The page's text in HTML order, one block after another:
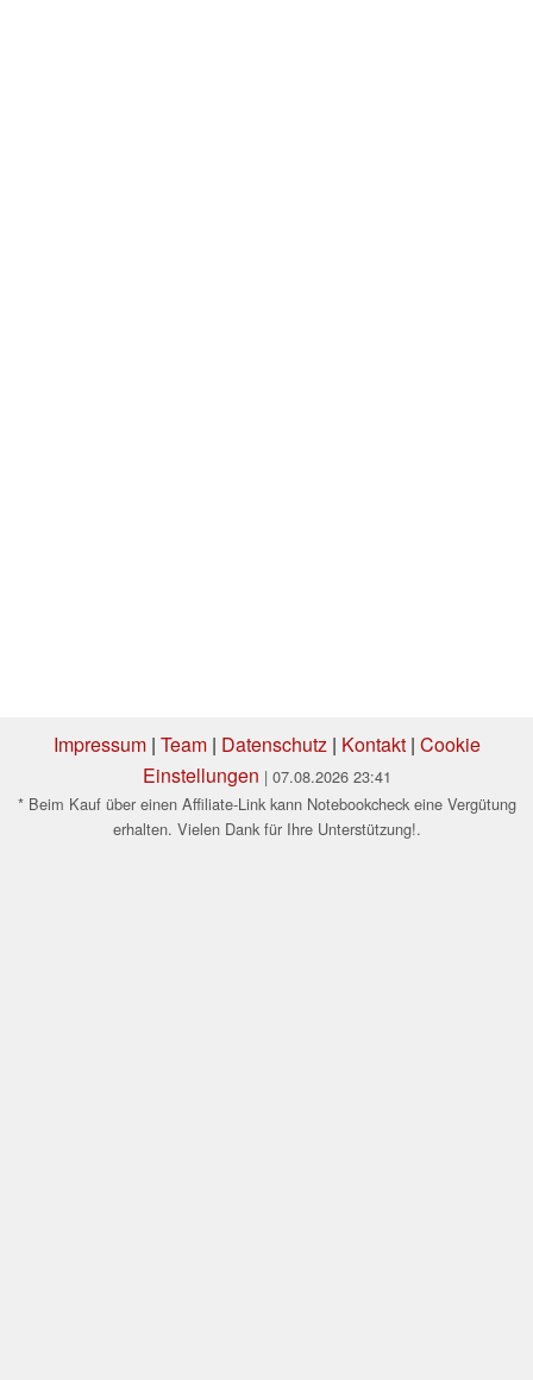
Impressum| Team| Datenschutz| Kontakt| Cookie
Einstellungen | 07.08.2026 23:41
* Beim Kauf über einen Affiliate-Link kann Notebookcheck eine Vergütung
erhalten. Vielen Dank für Ihre Unterstützung!.